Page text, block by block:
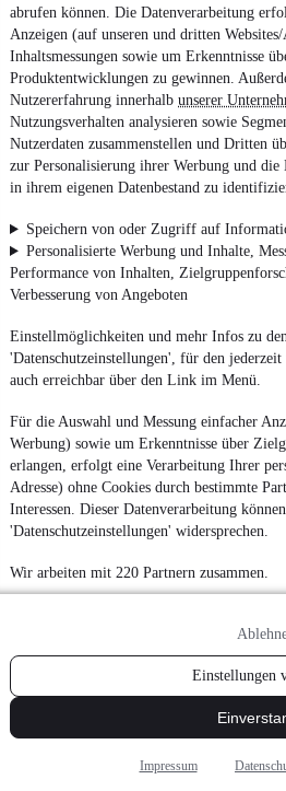
abrufen können. Die Datenverarbeitung
Anzeigen (auf unseren und dritten
Inhaltsmessungen sowie um Erkenntnisse
Produktentwicklungen zu gewinnen.
Nutzererfahrung innerhalb unserer
Nutzungsverhalten analysieren sowie
Nutzerdaten zusammenstellen und Dritten
zur Personalisierung ihrer Werbung und
in ihrem eigenen Datenbestand zu
Speichern von oder Zugriff auf
Personalisierte Werbung und Inhalte,
Performance von Inhalten,
Verbesserung von Angeboten
Einstellmöglichkeiten und mehr Infos zu
'Datenschutzeinstellungen', für den
auch erreichbar über den Link im Menü.
Für die Auswahl und Messung einfacher
Werbung) sowie um Erkenntnisse über
erlangen, erfolgt eine Verarbeitung Ihrer
Adresse) ohne Cookies durch bestimmte
Interessen. Dieser Datenverarbeitung
'Datenschutzeinstellungen' widersprechen.
Wir arbeiten mit 220 Partnern zusammen.
Einstellungen
Impressum
Impressum
AGB
Vertrag widerrufen
Datenschutz
Datenschutzeinstellungen
Erklärung zur Barrierefreiheit
Powered by
VonAuto verkaufenüberE-
Besuche